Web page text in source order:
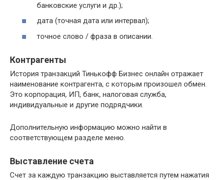
банковские услуги и др.);
дата (точная дата или интервал);
точное слово / фраза в описании.
Контрагенты
История транзакций Тинькофф Бизнес онлайн отражает
наименование контрагента, с которым произошел обмен.
Это корпорация, ИП, банк, налоговая служба,
индивидуальные и другие подрядчики.
Дополнительную информацию можно найти в
соответствующем разделе меню.
Выставление счета
Счет за каждую транзакцию выставляется путем нажатия